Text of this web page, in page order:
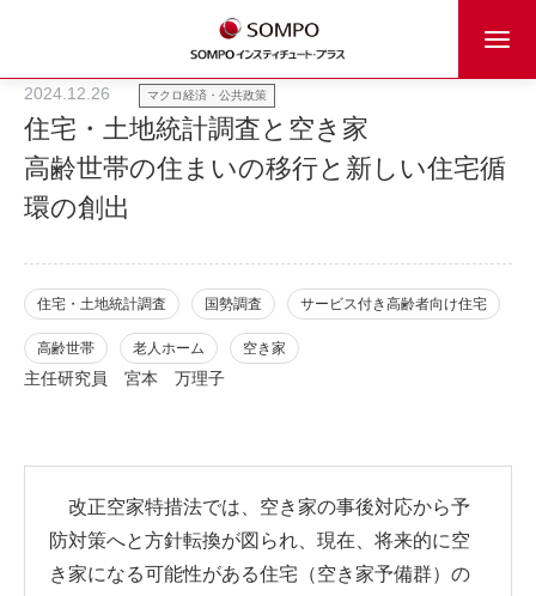
2024.12.26 マクロ経済・公共政策
住宅・土地統計調査と空き家
高齢世帯の住まいの移行と新しい住宅循
環の創出
住宅・土地統計調査 国勢調査 サービス付き高齢者向け住宅
高齢世帯 老人ホーム 空き家
主任研究員 宮本 万理子
改正空家特措法では、空き家の事後対応から予
防対策へと方針転換が図られ、現在、将来的に空
き家になる可能性がある住宅（空き家予備群）の